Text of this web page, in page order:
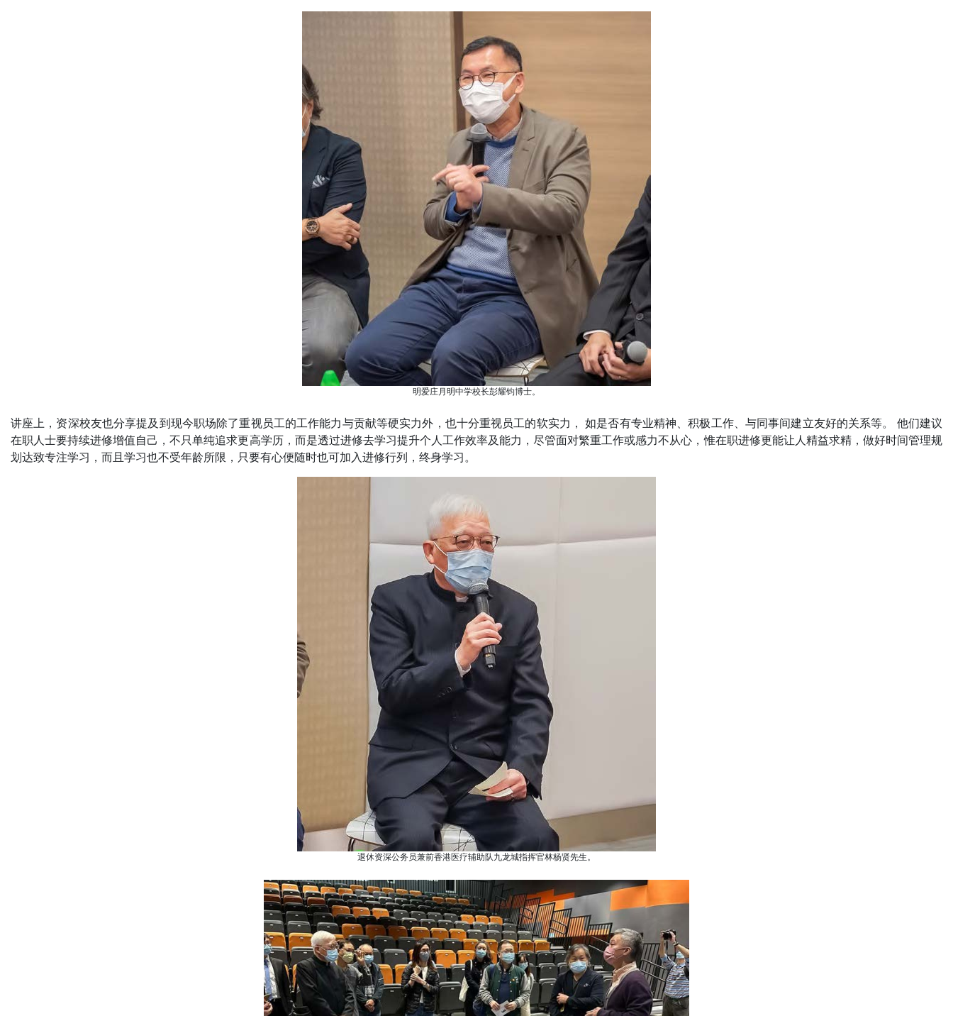
明爱庄月明中学校长彭耀钧博士。
讲座上，资深校友也分享提及到现今职场除了重视员工的工作能力与贡献等硬实力外，也十分重视员工的软实力， 如是否有专业精神、积极工作、与同事间建立友好的关系等。 他们建议
在职人士要持续进修增值自己，不只单纯追求更高学历，而是透过进修去学习提升个人工作效率及能力，尽管面对繁重工作或感力不从心，惟在职进修更能让人精益求精，做好时间管理规
划达致专注学习，而且学习也不受年龄所限，只要有心便随时也可加入进修行列，终身学习。
退休资深公务员兼前香港医疗辅助队九龙城指挥官林杨贤先生。